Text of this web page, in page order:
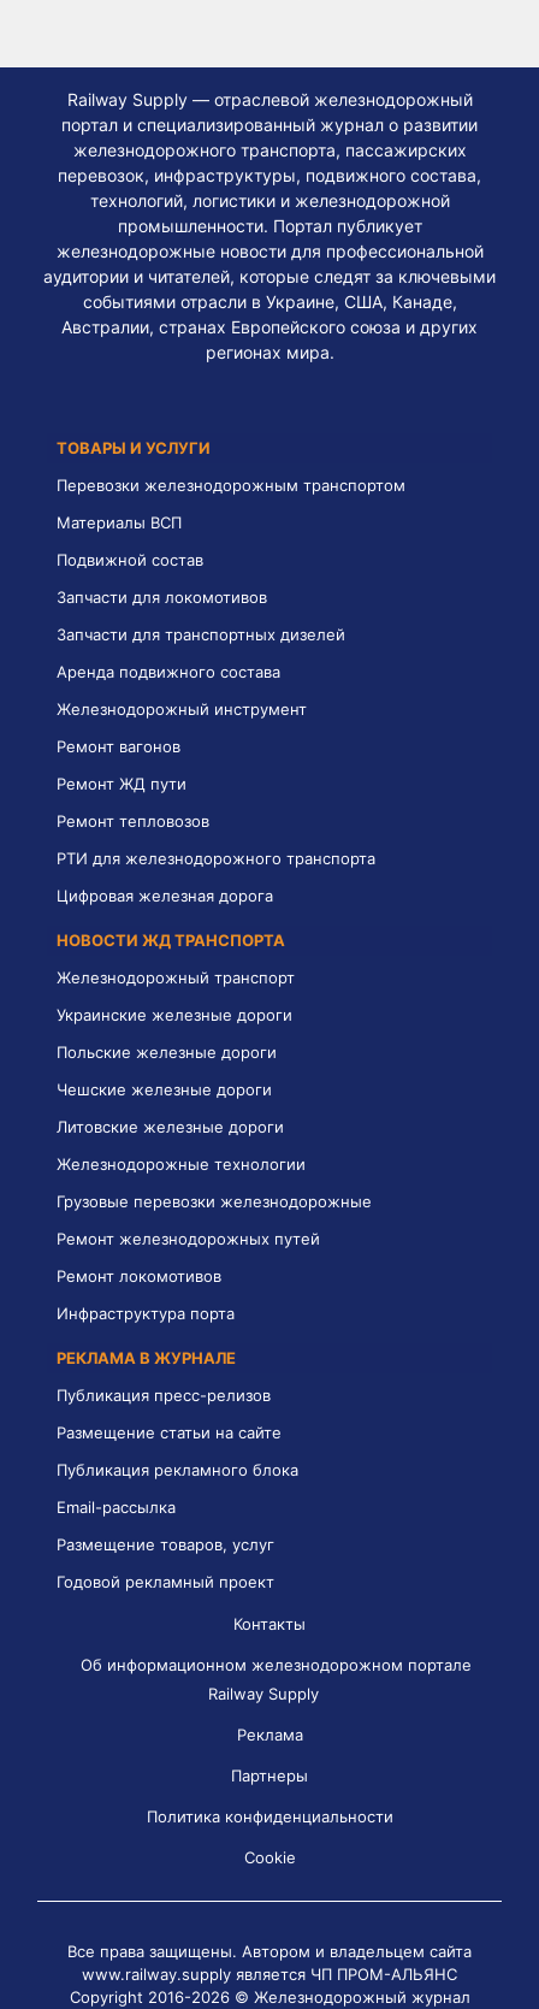
Railway Supply — отраслевой железнодорожный
портал и специализированный журнал о развитии
железнодорожного транспорта, пассажирских
перевозок, инфраструктуры, подвижного состава,
технологий, логистики и железнодорожной
промышленности. Портал публикует
железнодорожные новости для профессиональной
аудитории и читателей, которые следят за ключевыми
событиями отрасли в Украине, США, Канаде,
Австралии, странах Европейского союза и других
регионах мира.
ТОВАРЫ И УСЛУГИ
Перевозки железнодорожным транспортом
Материалы ВСП
Подвижной состав
Запчасти для локомотивов
Запчасти для транспортных дизелей
Аренда подвижного состава
Железнодорожный инструмент
Ремонт вагонов
Ремонт ЖД пути
Ремонт тепловозов
РТИ для железнодорожного транспорта
Цифровая железная дорога
НОВОСТИ ЖД ТРАНСПОРТА
Железнодорожный транспорт
Украинские железные дороги
Польские железные дороги
Чешские железные дороги
Литовские железные дороги
Железнодорожные технологии
Грузовые перевозки железнодорожные
Ремонт железнодорожных путей
Ремонт локомотивов
Инфраструктура порта
РЕКЛАМА В ЖУРНАЛЕ
Публикация пресс-релизов
Размещение статьи на сайте
Публикация рекламного блока
Email-рассылка
Размещение товаров, услуг
Годовой рекламный проект
Контакты
Об информационном железнодорожном портале
Railway Supply
Реклама
Партнеры
Политика конфиденциальности
Cookie
Все права защищены. Автором и владельцем сайта
www.railway.supply является ЧП ПРОМ-АЛЬЯНС
Copyright 2016-2026 © Железнодорожный журнал